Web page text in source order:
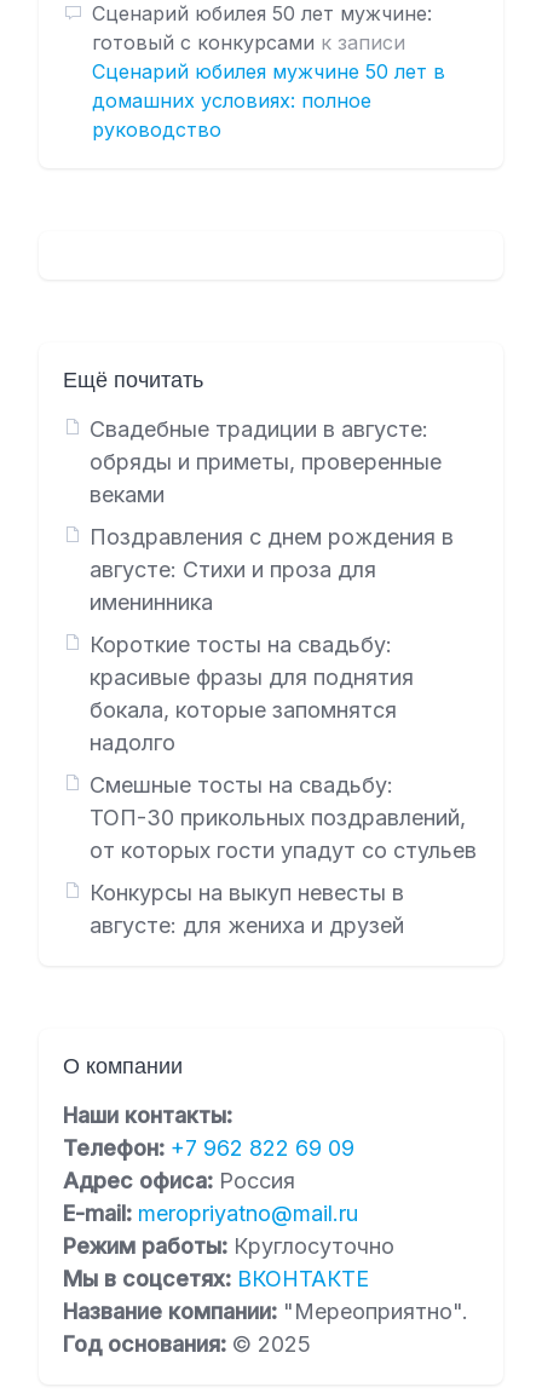
Сценарий юбилея 50 лет мужчине:
готовый с конкурсами к записи
Сценарий юбилея мужчине 50 лет в
домашних условиях: полное
руководство
Ещё почитать
Свадебные традиции в августе:
обряды и приметы, проверенные
веками
Поздравления с днем рождения в
августе: Стихи и проза для
именинника
Короткие тосты на свадьбу:
красивые фразы для поднятия
бокала, которые запомнятся
надолго
Смешные тосты на свадьбу:
ТОП-30 прикольных поздравлений,
от которых гости упадут со стульев
Конкурсы на выкуп невесты в
августе: для жениха и друзей
О компании
Наши контакты:
Телефон: +7 962 822 69 09
Адрес офиса: Россия
E-mail: meropriyatno@mail.ru
Режим работы: Круглосуточно
Мы в соцсетях: ВКОНТАКТЕ
Название компании: "Мереоприятно".
Год основания: © 2025